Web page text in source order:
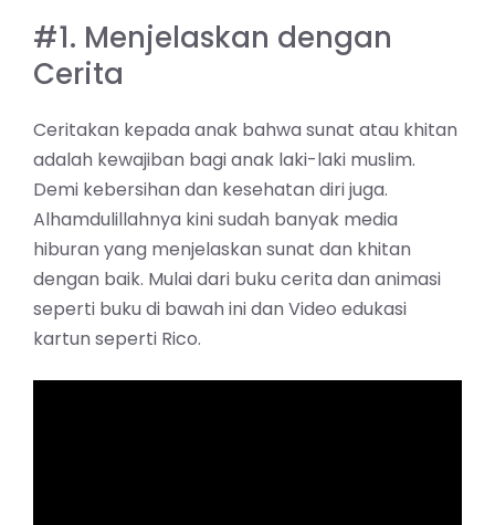
#1. Menjelaskan dengan
Cerita
Ceritakan kepada anak bahwa sunat atau khitan
adalah kewajiban bagi anak laki-laki muslim.
Demi kebersihan dan kesehatan diri juga.
Alhamdulillahnya kini sudah banyak media
hiburan yang menjelaskan sunat dan khitan
dengan baik. Mulai dari buku cerita dan animasi
seperti buku di bawah ini dan Video edukasi
kartun seperti Rico.